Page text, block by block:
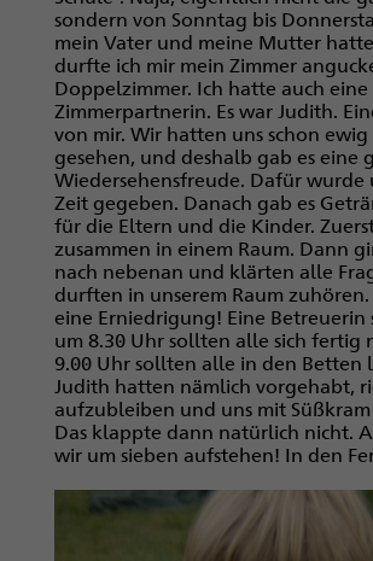
sondern von Sonntag bis
mein Vater und meine Mutter
durfte ich mir mein Zimmer
Doppelzimmer. Ich hatte auch eine
Zimmerpartnerin. Es war Judith.
von mir. Wir hatten uns schon
gesehen, und deshalb gab es eine
Wiedersehensfreude. Dafür wurde
Zeit gegeben. Danach gab es
für die Eltern und die Kinder.
zusammen in einem Raum. Dann
nach nebenan und klärten alle
durften in unserem Raum
eine Erniedrigung! Eine Betreuerin
um 8.30 Uhr sollten alle sich fertig
9.00 Uhr sollten alle in den Betten
Judith hatten nämlich vorgehabt,
aufzubleiben und uns mit
Das klappte dann natürlich nicht.
wir um sieben aufstehen! In den